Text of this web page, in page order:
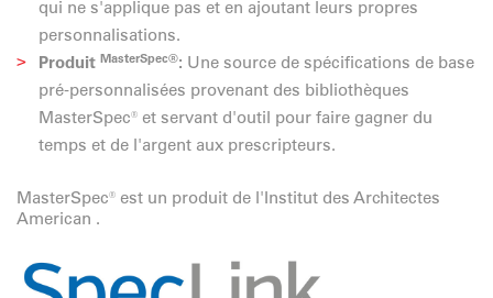
qui ne s'applique pas et en ajoutant leurs propres
personnalisations.
Produit MasterSpec®: Une source de spécifications de base
pré-personnalisées provenant des bibliothèques
MasterSpec® et servant d'outil pour faire gagner du
temps et de l'argent aux prescripteurs.
MasterSpec® est un produit de l'Institut des Architectes
American .